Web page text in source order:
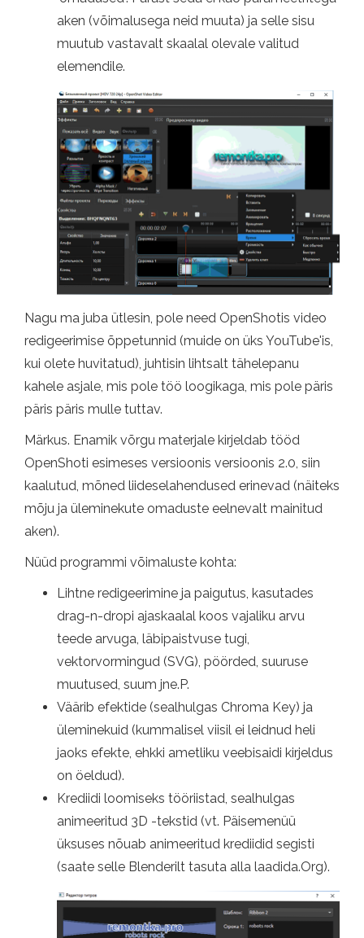
aken (võimalusega neid muuta) ja selle sisu
muutub vastavalt skaalal olevale valitud
elemendile.
Nagu ma juba ütlesin, pole need OpenShotis video
redigeerimise õppetunnid (muide on üks YouTube'is,
kui olete huvitatud), juhtisin lihtsalt tähelepanu
kahele asjale, mis pole töö loogikaga, mis pole päris
päris päris mulle tuttav.
Märkus. Enamik võrgu materjale kirjeldab tööd
OpenShoti esimeses versioonis versioonis 2.0, siin
kaalutud, mõned liideselahendused erinevad (näiteks
mõju ja üleminekute omaduste eelnevalt mainitud
aken).
Nüüd programmi võimaluste kohta:
Lihtne redigeerimine ja paigutus, kasutades
drag-n-dropi ajaskaalal koos vajaliku arvu
teede arvuga, läbipaistvuse tugi,
vektorvormingud (SVG), pöörded, suuruse
muutused, suum jne.P.
Väärib efektide (sealhulgas Chroma Key) ja
üleminekuid (kummalisel viisil ei leidnud heli
jaoks efekte, ehkki ametliku veebisaidi kirjeldus
on öeldud).
Krediidi loomiseks tööriistad, sealhulgas
animeeritud 3D -tekstid (vt. Päisemenüü
üksuses nõuab animeeritud krediidid segisti
(saate selle Blenderilt tasuta alla laadida.Org).